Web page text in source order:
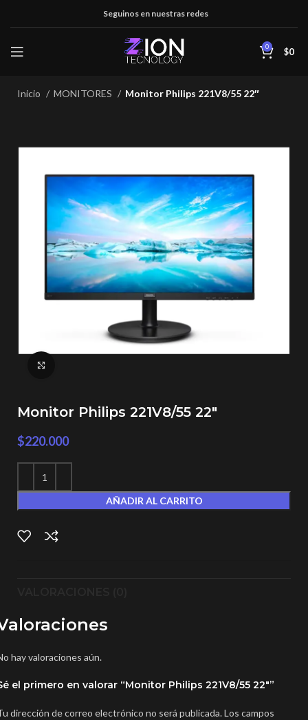
Seguinos en nuestras redes
0 $0
Inicio MONITORES Monitor Philips 221V8/55 22″
Monitor Philips 221V8/55 22″
$220.000
AÑADIR AL CARRITO
hay valoraciones aún.
el primero en valorar “Monitor Philips 221V8/55 22″”
dirección de correo electrónico no será publicada.Los campos